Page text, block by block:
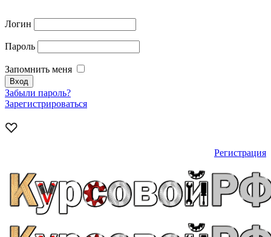
Логин
Пароль
Запомнить меня
Забыли пароль?
Зарегистрироваться
Регистрация